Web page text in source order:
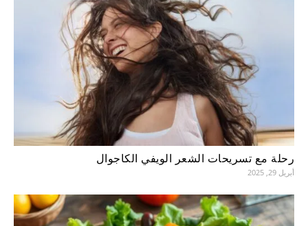
رحلة مع تسريحات الشعر الويفي الكاجوال
أبريل 29, 2025